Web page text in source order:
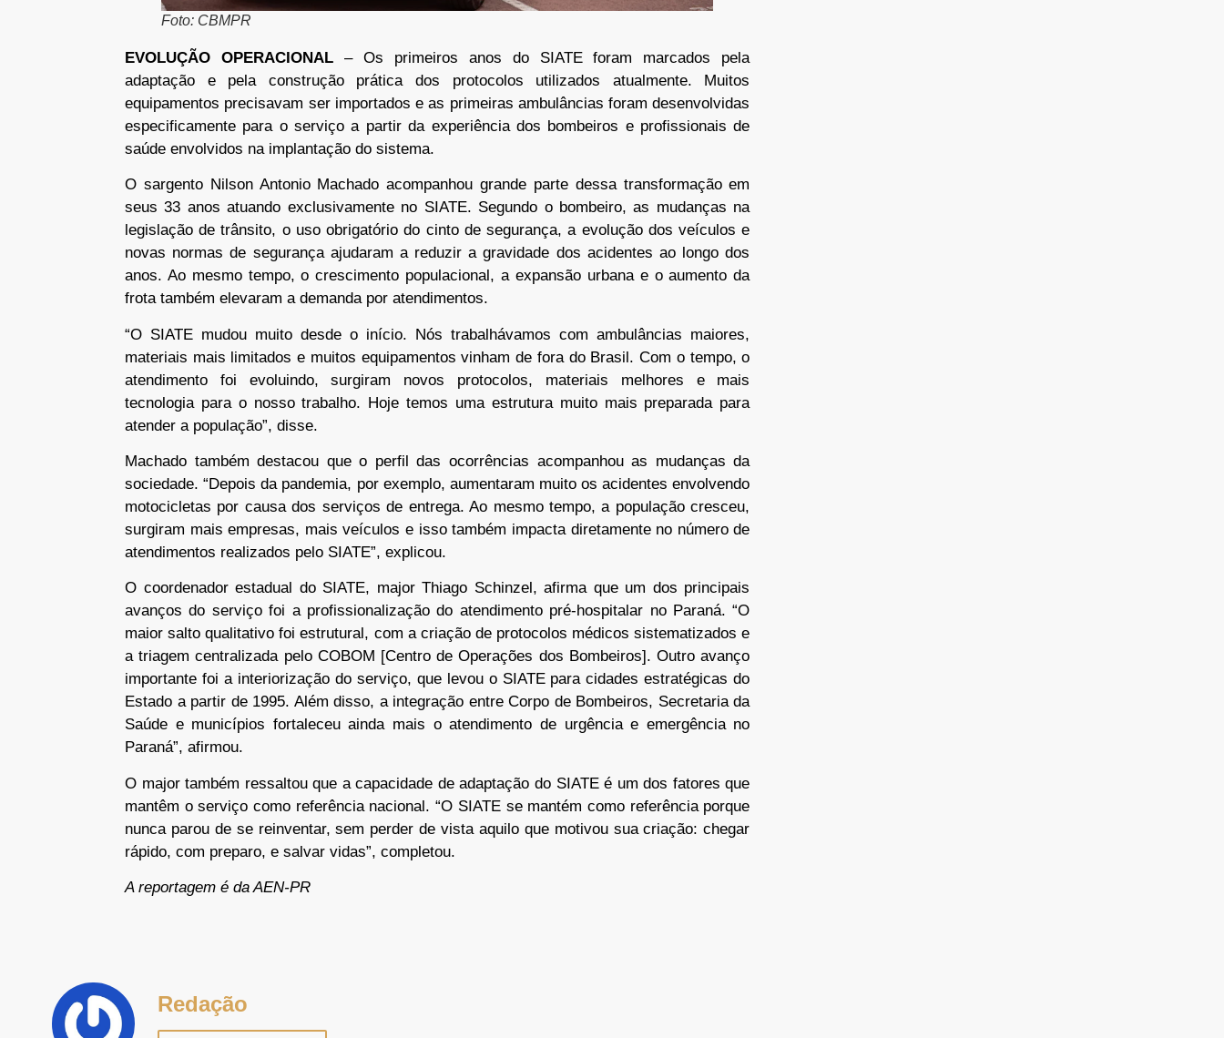
Foto: CBMPR
EVOLUÇÃO OPERACIONAL – Os primeiros anos do SIATE foram marcados pela
adaptação e pela construção prática dos protocolos utilizados atualmente. Muitos
equipamentos precisavam ser importados e as primeiras ambulâncias foram desenvolvidas
especificamente para o serviço a partir da experiência dos bombeiros e profissionais de
saúde envolvidos na implantação do sistema.
O sargento Nilson Antonio Machado acompanhou grande parte dessa transformação em
seus 33 anos atuando exclusivamente no SIATE. Segundo o bombeiro, as mudanças na
legislação de trânsito, o uso obrigatório do cinto de segurança, a evolução dos veículos e
novas normas de segurança ajudaram a reduzir a gravidade dos acidentes ao longo dos
anos. Ao mesmo tempo, o crescimento populacional, a expansão urbana e o aumento da
frota também elevaram a demanda por atendimentos.
“O SIATE mudou muito desde o início. Nós trabalhávamos com ambulâncias maiores,
materiais mais limitados e muitos equipamentos vinham de fora do Brasil. Com o tempo, o
atendimento foi evoluindo, surgiram novos protocolos, materiais melhores e mais
tecnologia para o nosso trabalho. Hoje temos uma estrutura muito mais preparada para
atender a população”, disse.
Machado também destacou que o perfil das ocorrências acompanhou as mudanças da
sociedade. “Depois da pandemia, por exemplo, aumentaram muito os acidentes envolvendo
motocicletas por causa dos serviços de entrega. Ao mesmo tempo, a população cresceu,
surgiram mais empresas, mais veículos e isso também impacta diretamente no número de
atendimentos realizados pelo SIATE”, explicou.
O coordenador estadual do SIATE, major Thiago Schinzel, afirma que um dos principais
avanços do serviço foi a profissionalização do atendimento pré-hospitalar no Paraná. “O
maior salto qualitativo foi estrutural, com a criação de protocolos médicos sistematizados e
a triagem centralizada pelo COBOM [Centro de Operações dos Bombeiros]. Outro avanço
importante foi a interiorização do serviço, que levou o SIATE para cidades estratégicas do
Estado a partir de 1995. Além disso, a integração entre Corpo de Bombeiros, Secretaria da
Saúde e municípios fortaleceu ainda mais o atendimento de urgência e emergência no
Paraná”, afirmou.
O major também ressaltou que a capacidade de adaptação do SIATE é um dos fatores que
mantêm o serviço como referência nacional. “O SIATE se mantém como referência porque
nunca parou de se reinventar, sem perder de vista aquilo que motivou sua criação: chegar
rápido, com preparo, e salvar vidas”, completou.
A reportagem é da AEN-PR
Redação